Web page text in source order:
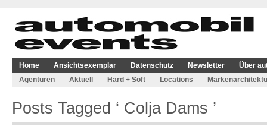
Home Ansichtsexemplar Datenschutz Newsletter
Über
Agenturen
Aktuell Hard + Soft Locations
Posts Tagged ‘ Colja Dams ’